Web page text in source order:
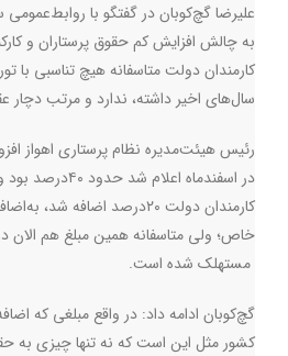
علیرضا گچ‌کوبان در گفتگو با روابط‌عمومی
به چالش افزایش کم حقوق پرستاران و
کارمندان دولت متاسفانه هیچ تناسبی با
سال‌های اخیر داشته، ندارد و مرتب دچار
رئیس هیئت‌مدیره نظام پرستاری اهواز
در اسفندماه
کارمندان دولت ۲۰درصد اضافه
خاص؛ ولی متاسفانه همین مبلغ هم الان
مستهلک شده است.
گچ‌کوبان ادامه داد:‌ در واقع مبلغی که
کشور مثل این است که نه تنها چیزی به